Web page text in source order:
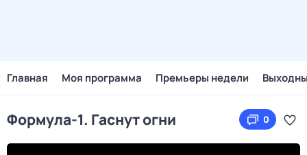
Главная Моя программа Премьеры недели
Формула-1. Гаснут огни 0